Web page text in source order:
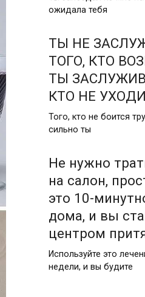
ожидала тебя
ТЫ НЕ
ТОГО, КТО
ТЫ
КТО НЕ
Того, кто не боится
сильно ты
Не нужно
на салон,
это 10-
дома, и вы
центром
Используйте это
недели, и вы будите